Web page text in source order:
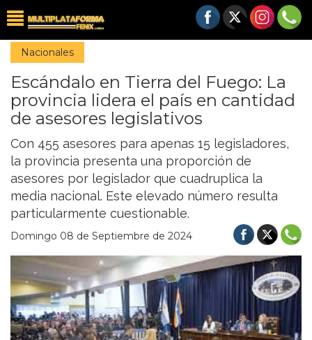
Nacionales
Escándalo en Tierra del Fuego: La
provincia lidera el país en cantidad
de asesores legislativos
Con 455 asesores para apenas 15 legisladores,
la provincia presenta una proporción de
asesores por legislador que cuadruplica la
media nacional. Este elevado número resulta
particularmente cuestionable.
Domingo 08 de Septiembre de 2024